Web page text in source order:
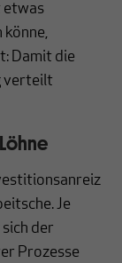
etwas
Damit die
verteilt
Je
der
Prozesse